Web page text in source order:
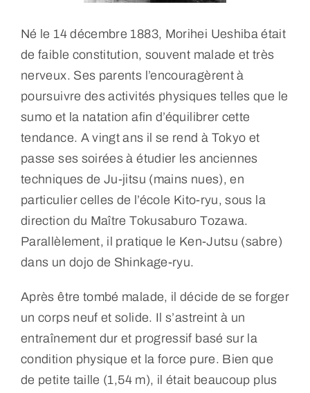
Né le 14 décembre 1883, Morihei Ueshiba était
de faible constitution, souvent malade et très
nerveux. Ses parents l’encouragèrent à
poursuivre des activités physiques telles que le
sumo et la natation afin d’équilibrer cette
tendance. A vingt ans il se rend à Tokyo et
passe ses soirées à étudier les anciennes
techniques de Ju-jitsu (mains nues), en
particulier celles de l’école Kito-ryu, sous la
direction du Maître Tokusaburo Tozawa.
Parallèlement, il pratique le Ken-Jutsu (sabre)
dans un dojo de Shinkage-ryu.
Après être tombé malade, il décide de se forger
un corps neuf et solide. Il s’astreint à un
entraînement dur et progressif basé sur la
condition physique et la force pure. Bien que
de petite taille (1,54 m), il était beaucoup plus